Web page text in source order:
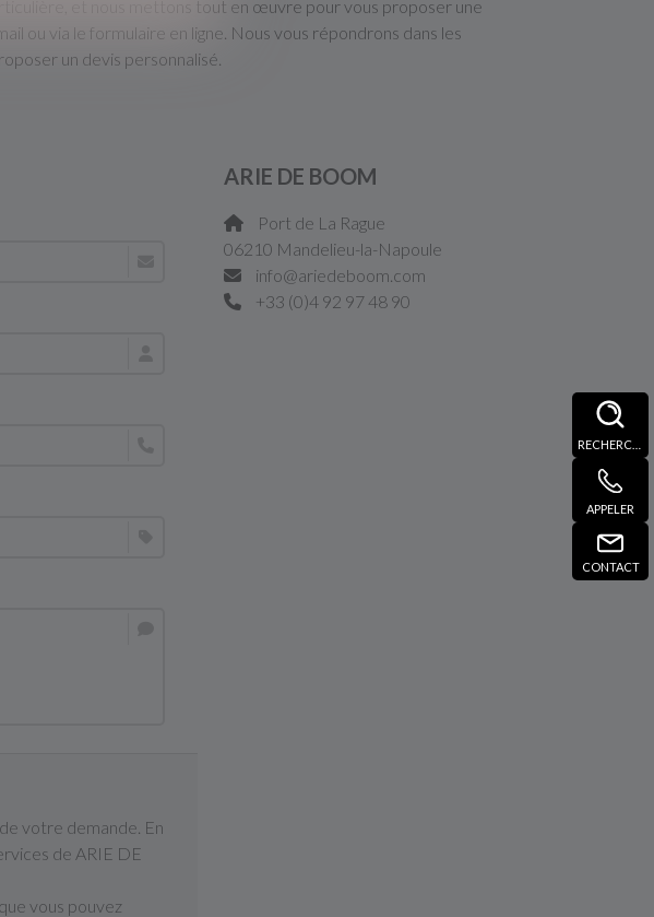
APPELER
CONTACT
et nous mettons tout en œuvre pour vous proposer une
ou via le formulaire en ligne. Nous vous répondrons dans les
un devis personnalisé.
votre demande. En
de ARIE DE
vous pouvez
ARIE DE BOOM
Port de La Rague
06210 Mandelieu-la-Napoule
info@ariedeboom.com
+33 (0)4 92 97 48 90